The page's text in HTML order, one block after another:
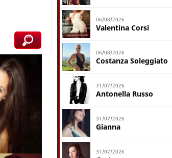
06/08/2026
Valentina Corsi
06/08/2026
Costanza Soleggiato
31/07/2026
Antonella Russo
31/07/2026
Gianna
31/07/2026